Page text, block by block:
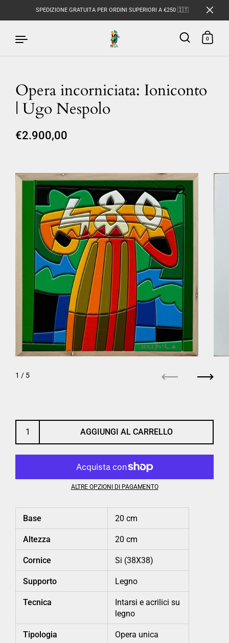
Passa ai contenuti
SPEDIZIONE GRATUITA PER ORDINI SUPERIORI A €250 🇮🇹
0
Opera incorniciata: Ioniconto
| Ugo Nespolo
€2.900,00
AGGIUNGI AL CARRELLO
ALTRE OPZIONI DI PAGAMENTO
1 / 5
Base 20 cm
Altezza 20 cm
Cornice Si (38X38)
Supporto Legno
Tecnica
Intarsi e acrilici su
legno
Tipologia
Opera unica